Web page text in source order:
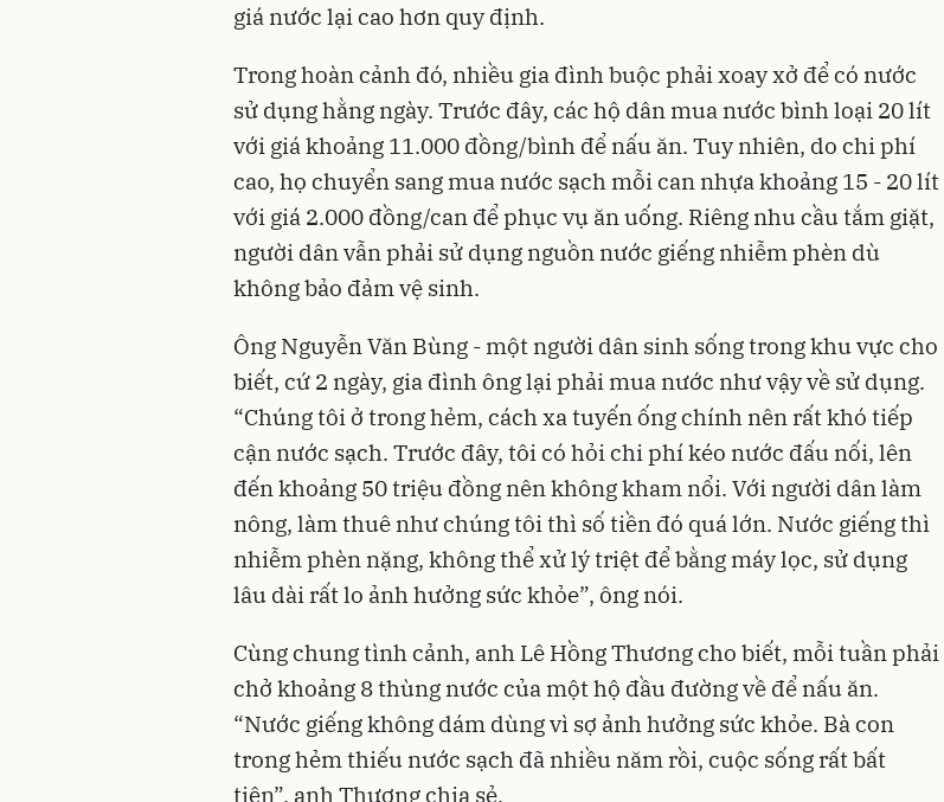
giá nước lại cao hơn quy định.
Trong hoàn cảnh đó, nhiều gia đình buộc phải xoay xở để có nước
sử dụng hằng ngày. Trước đây, các hộ dân mua nước bình loại 20 lít
với giá khoảng 11.000 đồng/bình để nấu ăn. Tuy nhiên, do chi phí
cao, họ chuyển sang mua nước sạch mỗi can nhựa khoảng 15 - 20 lít
với giá 2.000 đồng/can để phục vụ ăn uống. Riêng nhu cầu tắm giặt,
người dân vẫn phải sử dụng nguồn nước giếng nhiễm phèn dù
không bảo đảm vệ sinh.
Ông Nguyễn Văn Bùng - một người dân sinh sống trong khu vực cho
biết, cứ 2 ngày, gia đình ông lại phải mua nước như vậy về sử dụng.
“Chúng tôi ở trong hẻm, cách xa tuyến ống chính nên rất khó tiếp
cận nước sạch. Trước đây, tôi có hỏi chi phí kéo nước đấu nối, lên
đến khoảng 50 triệu đồng nên không kham nổi. Với người dân làm
nông, làm thuê như chúng tôi thì số tiền đó quá lớn. Nước giếng thì
nhiễm phèn nặng, không thể xử lý triệt để bằng máy lọc, sử dụng
lâu dài rất lo ảnh hưởng sức khỏe”, ông nói.
Cùng chung tình cảnh, anh Lê Hồng Thương cho biết, mỗi tuần phải
chở khoảng 8 thùng nước của một hộ đầu đường về để nấu ăn.
“Nước giếng không dám dùng vì sợ ảnh hưởng sức khỏe. Bà con
trong hẻm thiếu nước sạch đã nhiều năm rồi, cuộc sống rất bất
tiện”, anh Thương chia sẻ.